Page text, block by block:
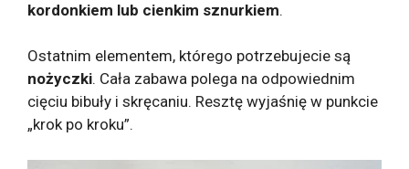
kordonkiem lub cienkim sznurkiem.
Ostatnim elementem, którego potrzebujecie są
nożyczki. Cała zabawa polega na odpowiednim
cięciu bibuły i skręcaniu. Resztę wyjaśnię w punkcie
„krok po kroku”.